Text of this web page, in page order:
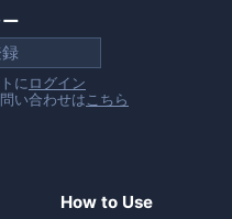
に ログイン
い合わせは こちら
How to Use